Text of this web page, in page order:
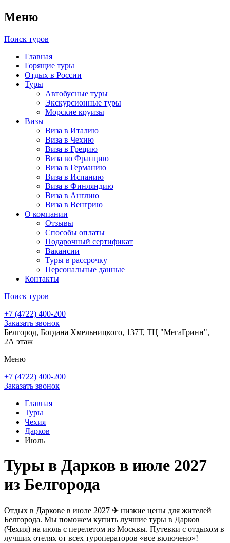
Меню
Поиск туров
Главная
Горящие туры
Отдых в России
Туры
Автобусные туры
Экскурсионные туры
Морские круизы
Визы
Виза в Италию
Виза в Чехию
Виза в Грецию
Виза во Францию
Виза в Германию
Виза в Испанию
Виза в Финляндию
Виза в Англию
Виза в Венгрию
О компании
Отзывы
Способы оплаты
Подарочный сертификат
Вакансии
Туры в рассрочку
Персональные данные
Контакты
Поиск туров
+7 (4722) 400-200
Заказать звонок
Белгород, Богдана Хмельницкого, 137Т, ТЦ "МегаГринн",
2А этаж
Меню
+7 (4722) 400-200
Заказать звонок
Главная
Туры
Чехия
Дарков
Июль
Туры в Дарков в июле 2027
из Белгорода
Отдых в Даркове в июле 2027 ✈ низкие цены для жителей
Белгорода. Мы поможем купить лучшие туры в Дарков
(Чехия) на июль с перелетом из Москвы. Путевки с отдыхом в
лучших отелях от всех туроператоров «все включено»!